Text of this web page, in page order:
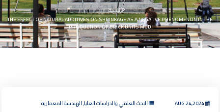
الرئيسية
THE EFFECT OF NATURAL ADDITIVES ON SHRINKAGE AS A NEGATIVE PHENOMENON IN THE
PRODUCTION OF BRICK UNITS MUD
AUG 24,2024 البحث العلمي والدراسات العليا, الهندسة المعمارية